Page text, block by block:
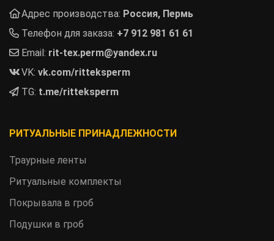
Адрес производства: Россия, Пермь
Телефон для заказа: +7 912 981 61 61
Email: rit-tex.perm@yandex.ru
VK: vk.com/ritteksperm
TG: t.me/ritteksperm
РИТУАЛЬНЫЕ ПРИНАДЛЕЖНОСТИ
Траурные ленты
Ритуальные комплекты
Покрывала в гроб
Подушки в гроб